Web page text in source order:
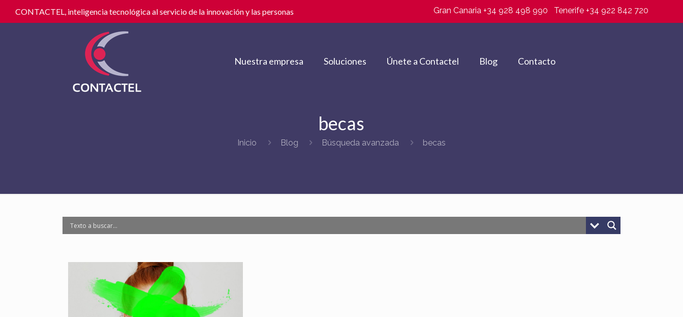
CONTACTEL, inteligencia tecnológica al servicio de la innovación y las personas Gran Canaria +34 928 498 990 Tenerife +34 922 842 720
Nuestra empresa Soluciones Únete a Contactel Blog Contacto
becas
Inicio Blog Búsqueda avanzada becas